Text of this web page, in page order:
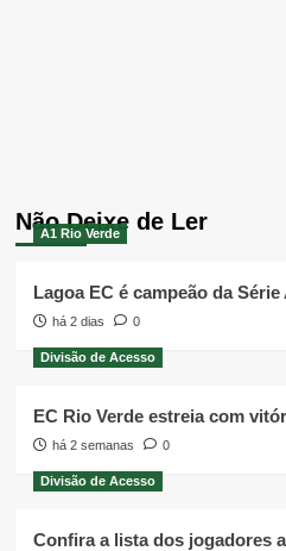
Não Deixe de Ler
A1 Rio Verde
Lagoa EC é campeão da Série
há 2 dias 0
Divisão de Acesso
EC Rio Verde estreia com
há 2 semanas 0
Divisão de Acesso
Confira a lista dos jogadores